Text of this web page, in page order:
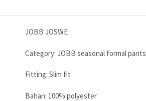
JOBB JOSWE
Category: JOBB seasonal formal pants
Fitting: Slim fit
Bahan: 100% polyester